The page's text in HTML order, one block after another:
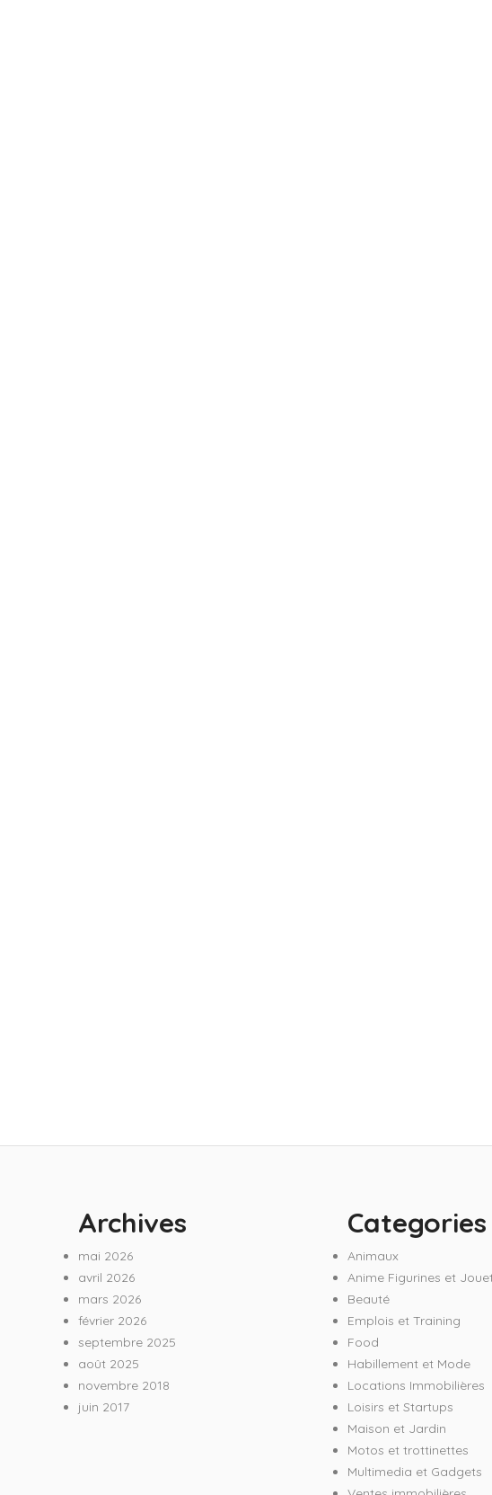
Archives
mai 2026
avril 2026
mars 2026
février 2026
septembre 2025
août 2025
novembre 2018
juin 2017
Categories
Animaux
Anime Figurines et
Beauté
Emplois et Training
Food
Habillement et Mode
Locations Immobilières
Loisirs et Startups
Maison et Jardin
Motos et trottinettes
Multimedia et Gadgets